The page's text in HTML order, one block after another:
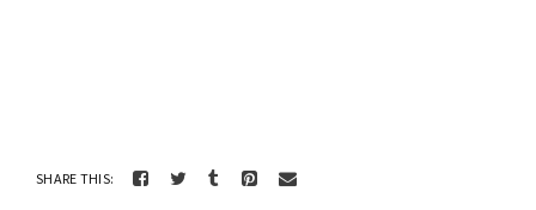
SHARE THIS: